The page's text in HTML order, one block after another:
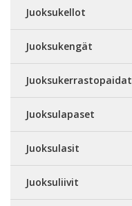
Juoksukellot
Juoksukengät
Juoksukerrastopaidat
Juoksulapaset
Juoksulasit
Juoksuliivit